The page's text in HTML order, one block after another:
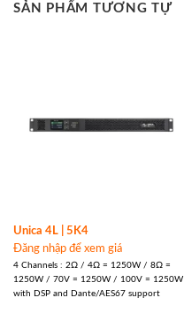
SẢN PHẨM TƯƠNG TỰ
Unica 4L | 5K4
Đăng nhập để xem giá
4 Channels : 2Ω / 4Ω = 1250W / 8Ω =
1250W / 70V = 1250W / 100V = 1250W
with DSP and Dante/AES67 support